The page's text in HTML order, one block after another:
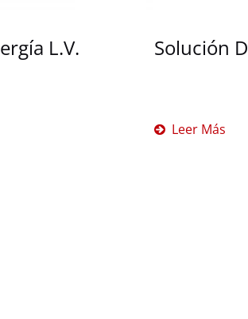
L.V. Solución
Leer Más